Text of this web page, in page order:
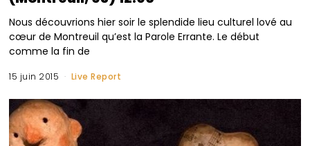
Nous découvrions hier soir le splendide lieu culturel lové au
cœur de Montreuil qu’est la Parole Errante. Le début
comme la fin de
15 juin 2015 Live Report